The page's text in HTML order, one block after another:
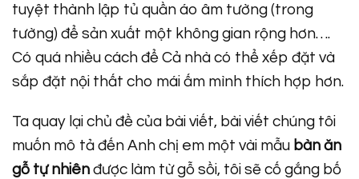
tuyệt thành lập tủ quần áo âm tường (trong
tường) để sản xuất một không gian rộng hơn….
Có quá nhiều cách để Cả nhà có thể xếp đặt và
sắp đặt nội thất cho mái ấm mình thích hợp hơn.
Ta quay lại chủ đề của bài viết, bài viết chúng tôi
muốn mô tả đến Anh chị em một vài mẫu bàn ăn
gỗ tự nhiên được làm từ gỗ sồi, tôi sẽ cố gắng bố